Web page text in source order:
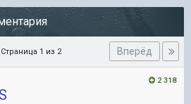
Вперёд
Страница 1 из 2
2 318